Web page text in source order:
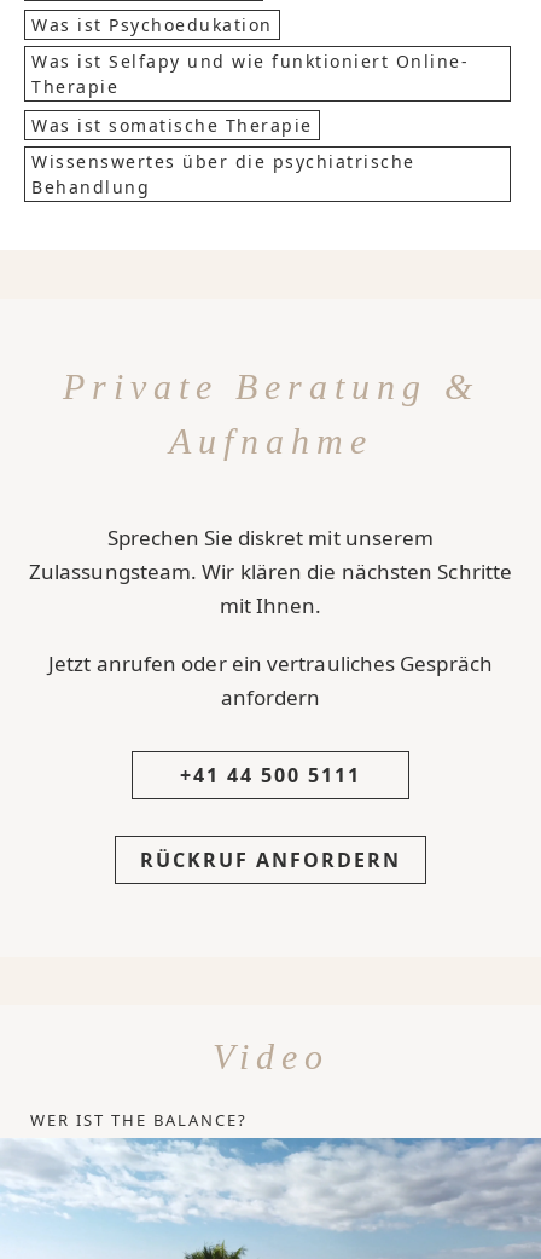
Was ist Psychoedukation
Was ist Selfapy und wie funktioniert Online-
Therapie
Was ist somatische Therapie
Wissenswertes über die psychiatrische
Behandlung
Private Beratung &
Aufnahme
Sprechen Sie diskret mit unserem
Zulassungsteam. Wir klären die nächsten Schritte
mit Ihnen.
Jetzt anrufen oder ein vertrauliches Gespräch
anfordern
+41 44 500 5111
RÜCKRUF ANFORDERN
Video
WER IST THE BALANCE?